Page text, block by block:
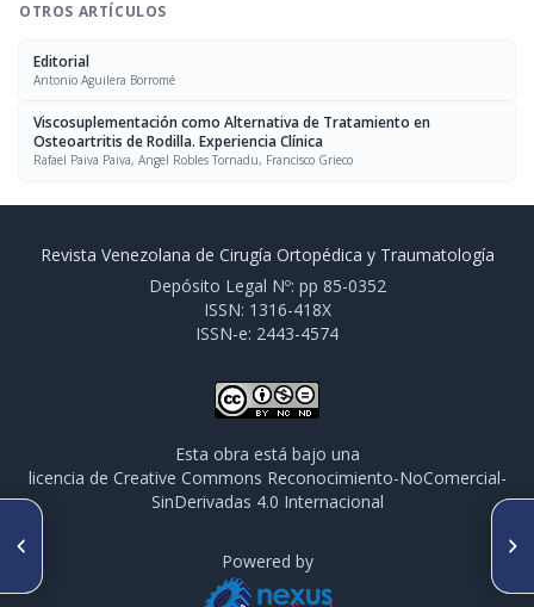
OTROS ARTÍCULOS
Editorial
Antonio Aguilera Borromé
Viscosuplementación como Alternativa de Tratamiento en
Osteoartritis de Rodilla. Experiencia Clínica
Rafael Paiva Paiva, Angel Robles Tornadu, Francisco Grieco
Alternativa de Tratamiento en
Osteoartritis de Rodilla.
Revista Venezolana de Cirugía Ortopédica y Traumatología
Depósito Legal Nº: pp 85-0352
ISSN: 1316-418X
ISSN-e: 2443-4574
Esta obra está bajo una
licencia de Creative Commons Reconocimiento-NoComercial-
SinDerivadas 4.0 Internacional
Powered by